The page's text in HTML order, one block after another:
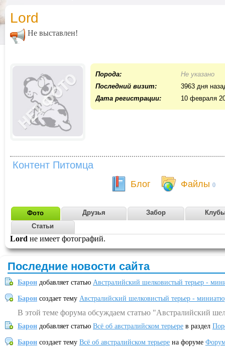
Lord
Не выставлен!
Порода:
Не указано
Последний визит:
3963 дня
Дата регистрации:
10 февраля
Контент Питомца
Блог Файлы 0
Фото Друзья Забор
Статьи
Lord не имеет фотографий.
Последние новости сайта
Барон добавляет статью Австралийский шелковистый терьер -
Барон создает тему Австралийский шелковистый терьер -
В этой теме форума обсуждаем статью "Австралийский
Барон добавляет статью Всё об австралийском терьере в раздел
Барон создает тему Всё об австралийском терьере на форуме